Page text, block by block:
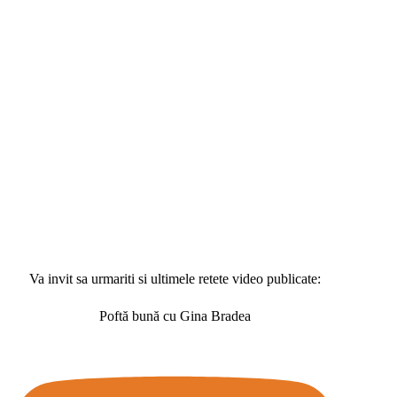
Va invit sa urmariti si ultimele retete video publicate:
Poftă bună cu Gina Bradea